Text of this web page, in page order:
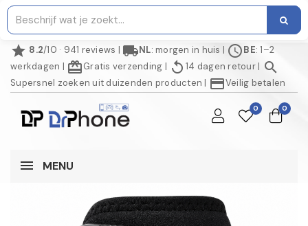
star 8.2/10 · 941 reviews | local_shippingNL: morgen in huis | scheduleBE: 1–2
werkdagen | redeemGratis verzending | replay 14 dagen retour| search
Supersnel zoeken uit duizenden producten | credit_cardVeilig betalen
0 0
MENU